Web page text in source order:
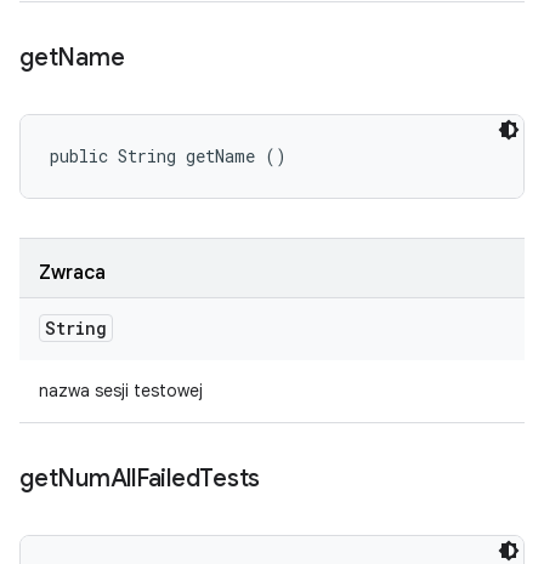
getName
public String getName ()
Zwraca
String
nazwa sesji testowej
getNumAllFailedTests